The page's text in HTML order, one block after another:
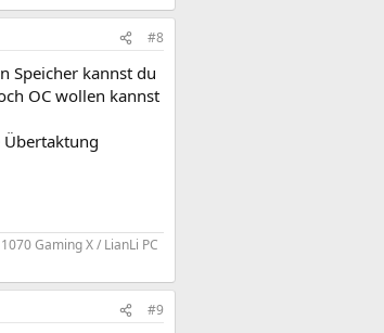
#8
Speicher kannst du
OC wollen kannst
Übertaktung
Gaming X / LianLi PC
#9